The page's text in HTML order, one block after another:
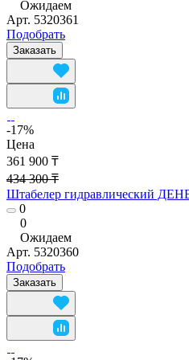
Ожидаем
Арт. 5320361
Подобрать
Заказать
-17%
Цена
361 900 ₸
434 300 ₸
Штабелер гидравлический
0
0
Ожидаем
Арт. 5320360
Подобрать
Заказать